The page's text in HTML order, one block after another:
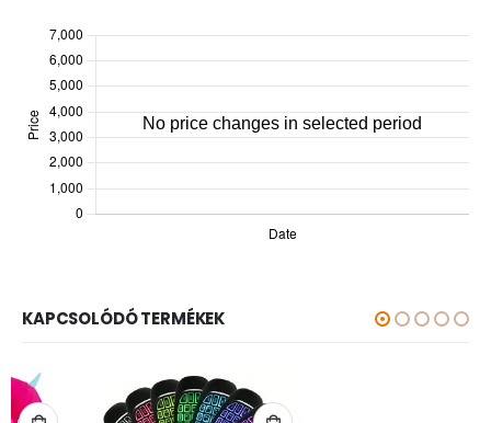
KAPCSOLÓDÓ TERMÉKEK